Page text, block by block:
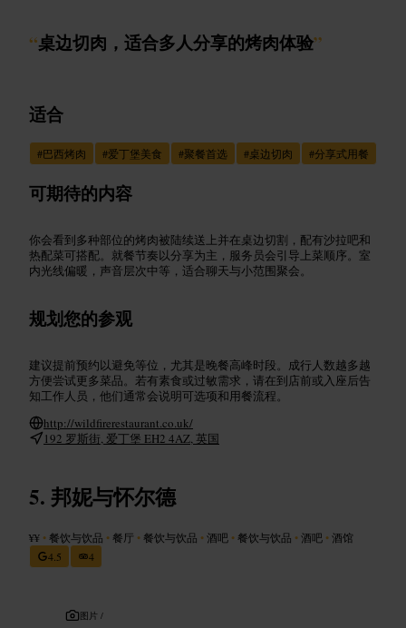
“桌边切肉，适合多人分享的烤肉体验”
适合
#巴西烤肉 #爱丁堡美食 #聚餐首选 #桌边切肉 #分享式用餐
可期待的内容
你会看到多种部位的烤肉被陆续送上并在桌边切割，配有沙拉吧和
热配菜可搭配。就餐节奏以分享为主，服务员会引导上菜顺序。室
内光线偏暖，声音层次中等，适合聊天与小范围聚会。
规划您的参观
建议提前预约以避免等位，尤其是晚餐高峰时段。成行人数越多越
方便尝试更多菜品。若有素食或过敏需求，请在到店前或入座后告
知工作人员，他们通常会说明可选项和用餐流程。
http://wildfirerestaurant.co.uk/
192 罗斯街, 爱丁堡 EH2 4AZ, 英国
邦妮与怀尔德
¥¥ •餐饮与饮品 •餐厅 •餐饮与饮品 •酒吧 •餐饮与饮品 •酒吧 •酒馆
4.5
4
图片 /